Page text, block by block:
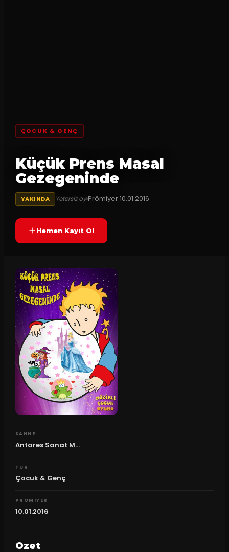
ÇOCUK & GENÇ
Küçük Prens Masal
Gezegeninde
YAKINDA Yetersiz oyPrömiyer10.01.2016
Hemen Kayıt Ol
SAHNE
Antares Sanat M...
TUR
Çocuk & Genç
PROMIYER
10.01.2016
Ozet